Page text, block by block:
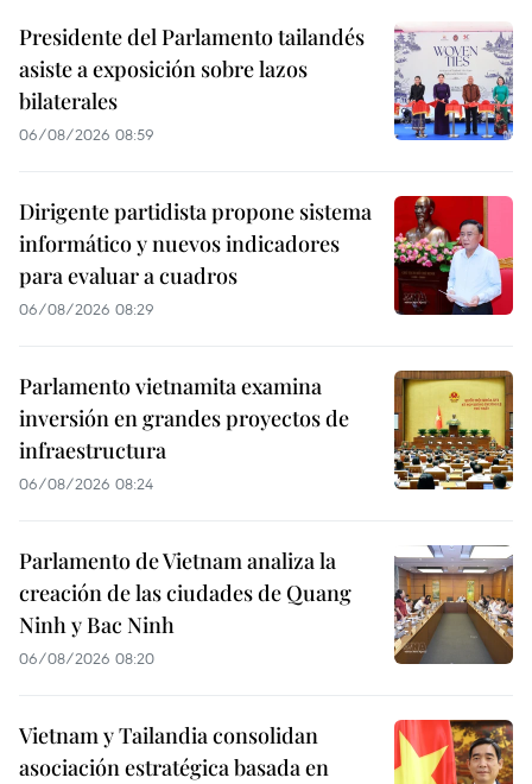
Presidente del Parlamento tailandés
asiste a exposición sobre lazos
bilaterales
06/08/2026 08:59
Dirigente partidista propone sistema
informático y nuevos indicadores
para evaluar a cuadros
06/08/2026 08:29
Parlamento vietnamita examina
inversión en grandes proyectos de
infraestructura
06/08/2026 08:24
Parlamento de Vietnam analiza la
creación de las ciudades de Quang
Ninh y Bac Ninh
06/08/2026 08:20
Vietnam y Tailandia consolidan
asociación estratégica basada en